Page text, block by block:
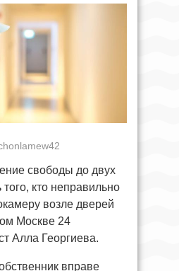
свободы до двух
кто неправильно
возле дверей
Москве 24
Алла Георгиева.
вправе